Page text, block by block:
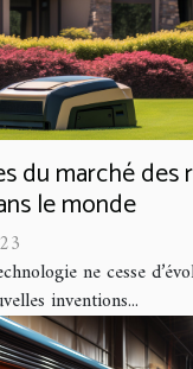
du marché des
le monde
ne cesse
inventions...